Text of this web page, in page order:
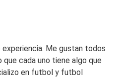
Me gustan todos
cada uno tiene algo que
en futbol y futbol